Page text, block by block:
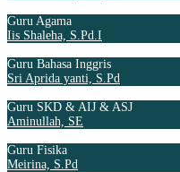
Guru Agama
Iis Shaleha, S.Pd.I
Guru Bahasa Inggris
Sri Aprida yanti, S.Pd
Guru SKD & AIJ & ASJ
Aminullah, SE
Guru Fisika
Meirina, S.Pd